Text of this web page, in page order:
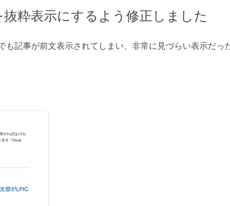
抜粋表示にするよう修正しました
も記事が前文表示されてしまい、非常に見づらい表示だっ